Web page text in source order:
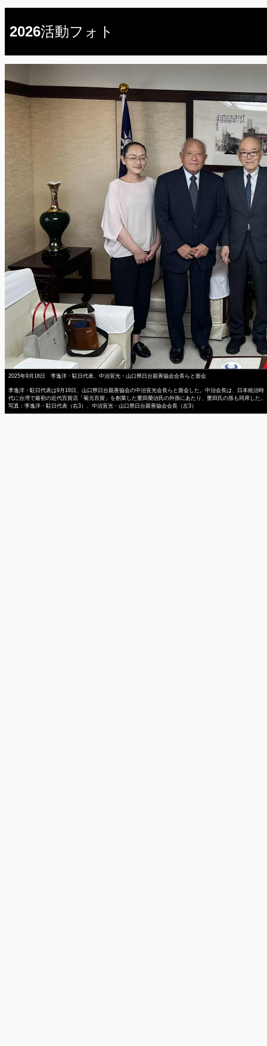
2026活動フォト
2025年9月18日 李逸洋・駐日代表、中治宣光・山口県日台親善協会会長らと面会
李逸洋・駐日代表は9月18日、山口県日台親善協会の中治宣光会長らと面会した。中治会長は、日本統治時
代に台湾で最初の近代百貨店「菊元百貨」を創業した重田榮治氏の外孫にあたり、重田氏の孫も同席した。
写真：李逸洋・駐日代表（右3）、中治宣光・山口県日台親善協会会長（左3）